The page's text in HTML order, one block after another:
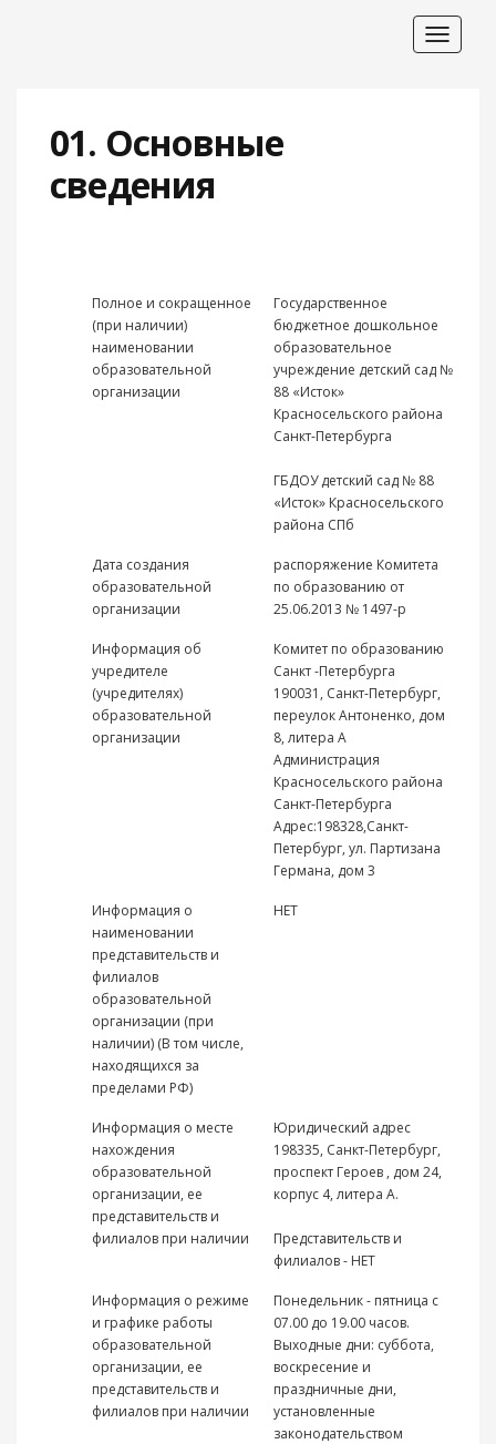
Toggle
01. Основные
сведения
Полное и сокращенное
(при наличии)
наименовании
образовательной
организации
Государственное
бюджетное дошкольное
образовательное
учреждение детский сад №
88 «Исток»
Красносельского района
Санкт-Петербурга
ГБДОУ детский сад № 88
«Исток» Красносельского
района СПб
Дата создания
образовательной
организации
распоряжение Комитета
по образованию от
25.06.2013 № 1497-р
Информация об
учредителе
(учредителях)
образовательной
организации
Комитет по образованию
Санкт -Петербурга
190031, Санкт-Петербург,
переулок Антоненко, дом
8, литера А
Администрация
Красносельского района
Санкт-Петербурга
Адрес:198328,Санкт-
Петербург, ул. Партизана
Германа, дом 3
Информация о
наименовании
представительств и
филиалов
образовательной
организации (при
наличии) (В том числе,
находящихся за
пределами РФ)
НЕТ
Информация о месте
нахождения
образовательной
организации, ее
представительств и
филиалов при наличии
Юридический адрес
198335, Санкт-Петербург,
проспект Героев , дом 24,
корпус 4, литера А.
Представительств и
филиалов - НЕТ
Информация о режиме
и графике работы
образовательной
организации, ее
представительств и
филиалов при наличии
Понедельник - пятница с
07.00 до 19.00 часов.
Выходные дни: суббота,
воскресение и
праздничные дни,
установленные
законодательством